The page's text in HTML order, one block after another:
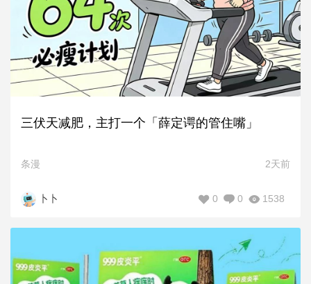
三伏天减肥，主打一个「薛定谔的管住嘴」
条漫 2天前
卜卜 1538
0
0